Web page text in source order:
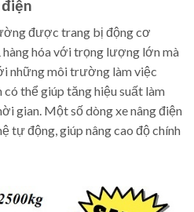
được trang bị động cơ
hàng hóa với trọng lượng lớn mà
những môi trường làm việc
có thể giúp tăng hiệu suất làm
gian. Một số dòng xe nâng điện
tự động, giúp nâng cao độ chính